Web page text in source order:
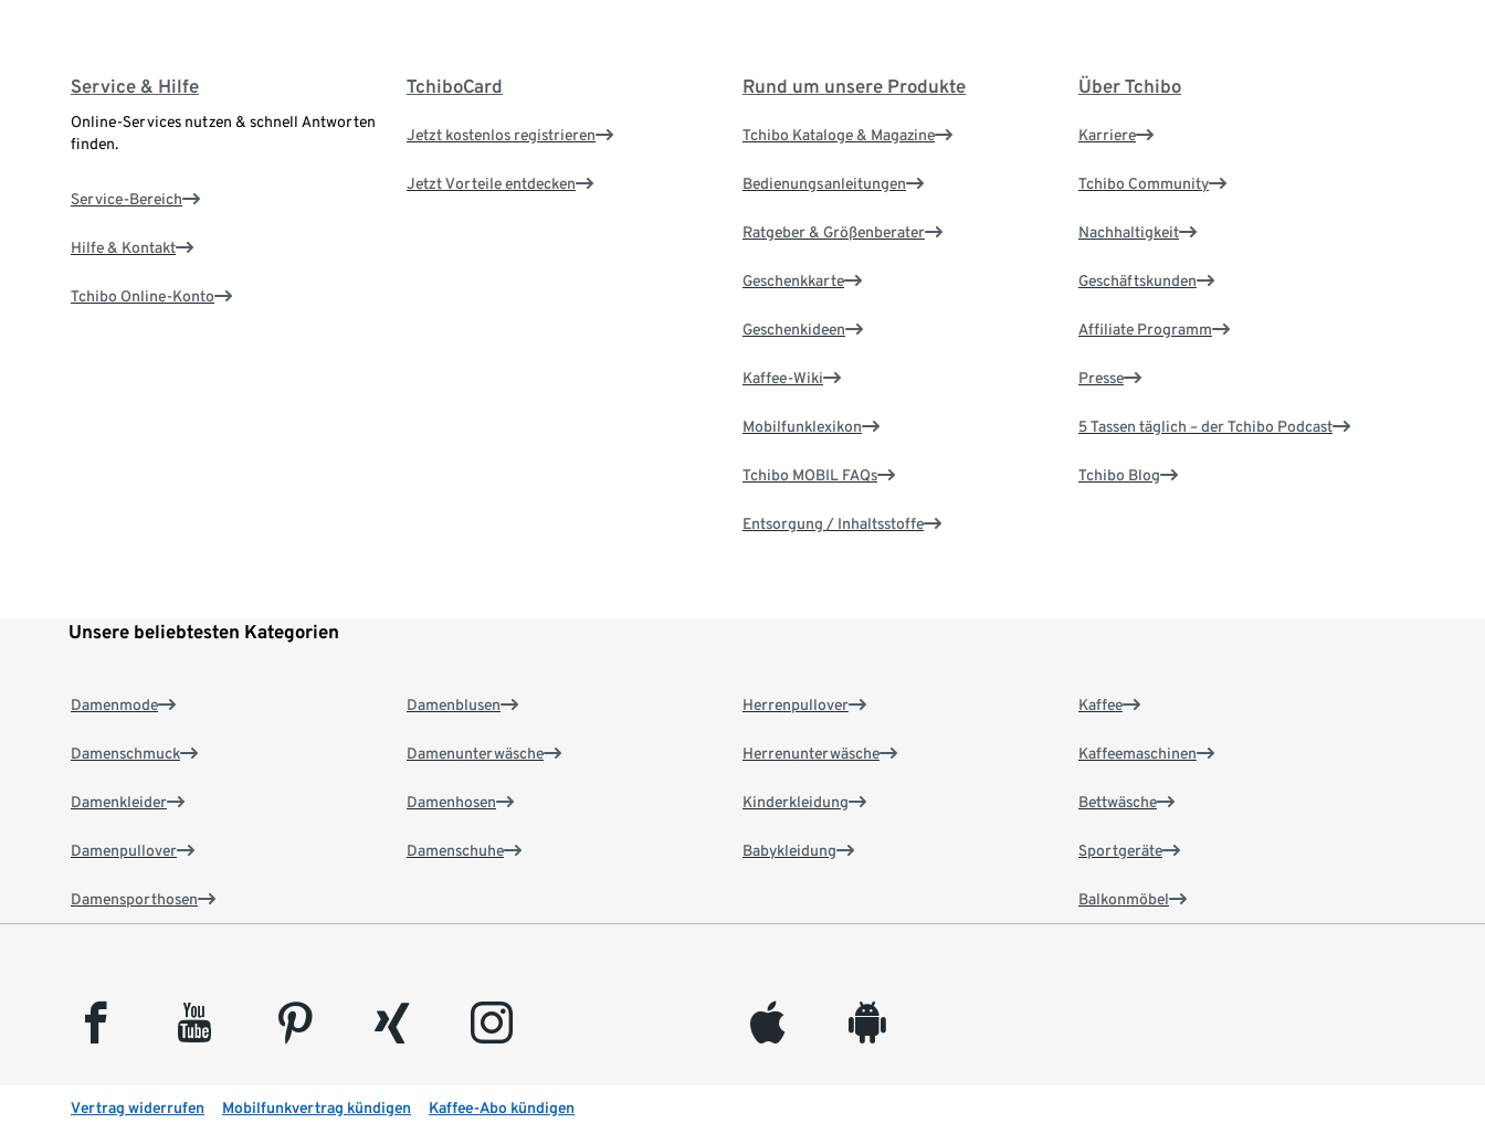
Service & Hilfe
Online-Services nutzen & schnell Antworten
finden.
Service-Bereich
Hilfe & Kontakt
Tchibo Online-Konto
TchiboCard
Jetzt kostenlos registrieren
Jetzt Vorteile entdecken
Rund um unsere Produkte
Tchibo Kataloge & Magazine
Bedienungsanleitungen
Ratgeber & Größenberater
Geschenkkarte
Geschenkideen
Kaffee-Wiki
Mobilfunklexikon
Tchibo MOBIL FAQs
Entsorgung / Inhaltsstoffe
Über Tchibo
Karriere
Tchibo Community
Nachhaltigkeit
Geschäftskunden
Affiliate Programm
Presse
5 Tassen täglich – der Tchibo Podcast
Tchibo Blog
Unsere beliebtesten Kategorien
Damenmode
Damenschmuck
Damenkleider
Damenpullover
Damensporthosen
Damenblusen
Damenunterwäsche
Damenhosen
Damenschuhe
Herrenpullover
Herrenunterwäsche
Kinderkleidung
Babykleidung
Kaffee
Kaffeemaschinen
Bettwäsche
Sportgeräte
Balkonmöbel
facebook youtube pinterest xing instagram appleinc android
Vertrag widerrufen Mobilfunkvertrag kündigen Kaffee-Abo kündigen